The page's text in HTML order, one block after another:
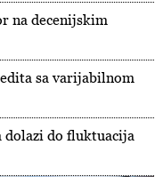
na decenijskim
sa varijabilnom
dolazi do fluktuacija